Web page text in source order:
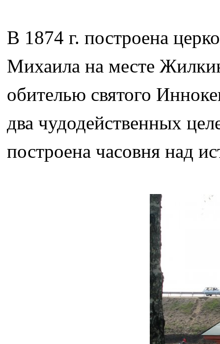
В 1874 г. построена
Михаила на месте
обителью святого
два чудодейственных
построена часовня над